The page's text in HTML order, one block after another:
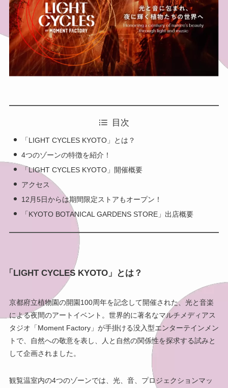
目次
「LIGHT CYCLES KYOTO」とは？
4つのゾーンの特徴を紹介！
「LIGHT CYCLES KYOTO」開催概要
アクセス
12月5日からは期間限定ストアもオープン！
「KYOTO BOTANICAL GARDENS STORE」出店概要
「LIGHT CYCLES KYOTO」とは？
京都府立植物園の開園100周年を記念して開催された、光と音楽
による夜間のアートイベント。世界的に著名なマルチメディアス
タジオ「Moment Factory」が手掛ける没入型エンターテインメン
トで、自然への敬意を表し、人と自然の関係性を探求する試みと
して企画されました。
観覧温室内の4つのゾーンでは、光、音、プロジェクションマッ